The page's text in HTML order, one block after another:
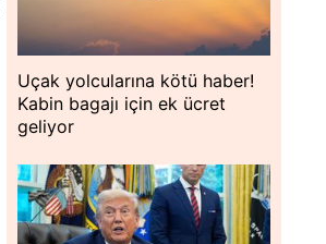
Uçak yolcularına kötü haber!
Kabin bagajı için ek ücret
geliyor